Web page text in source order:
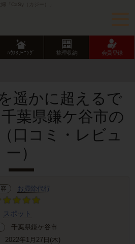
「CaSy（カジー）」
ﾊｳｽｸﾘｰﾆﾝｸﾞ 整理収納 会員登録
遥かに超えるで
葉県鎌ケ谷市の
口コミ・レビュ
ー）
お掃除代行
スポット
千葉県鎌ケ谷市
2022年1月27日(木)